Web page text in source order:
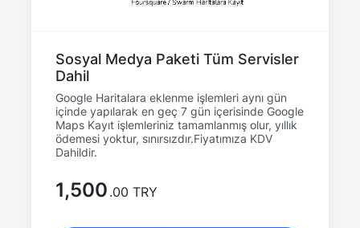
Sosyal Medya Paketi Tüm Servisler
Dahil
Google Haritalara eklenme işlemleri aynı gün
içinde yapılarak en geç 7 gün içerisinde Google
Maps Kayıt işlemleriniz tamamlanmış olur, yıllık
ödemesi yoktur, sınırsızdır.Fiyatımıza KDV
Dahildir.
1,500 .00 TRY